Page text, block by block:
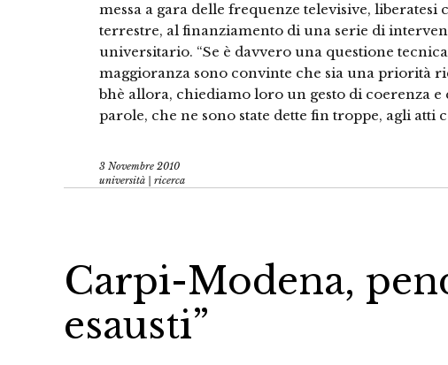
messa a gara delle frequenze televisive, liberatesi
terrestre, al finanziamento di una serie di
universitario. “Se è davvero una questione
maggioranza sono convinte che sia una priorità
bhè allora, chiediamo loro un gesto di coerenza
parole, che ne sono state dette fin troppe, agli atti
3 Novembre 2010
università | ricerca
Carpi-Modena,
esausti”